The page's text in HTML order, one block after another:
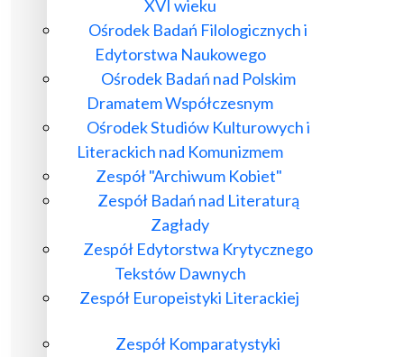
XVI wieku
Ośrodek Badań Filologicznych i
Edytorstwa Naukowego
Ośrodek Badań nad Polskim
Dramatem Współczesnym
Ośrodek Studiów Kulturowych i
Literackich nad Komunizmem
Zespół "Archiwum Kobiet"
Zespół Badań nad Literaturą
Zagłady
Zespół Edytorstwa Krytycznego
Tekstów Dawnych
Zespół Europeistyki Literackiej
Zespół Komparatystyki